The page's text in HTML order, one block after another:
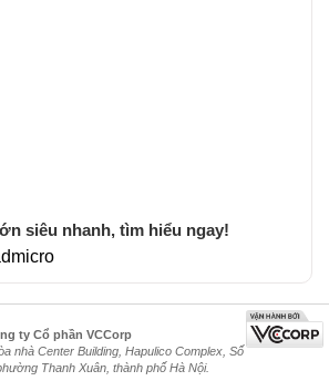
siêu nhanh, tìm hiểu ngay!
ty Cổ phần VCCorp
nhà Center Building, Hapulico Complex, Số
Thanh Xuân, thành phố Hà Nội.